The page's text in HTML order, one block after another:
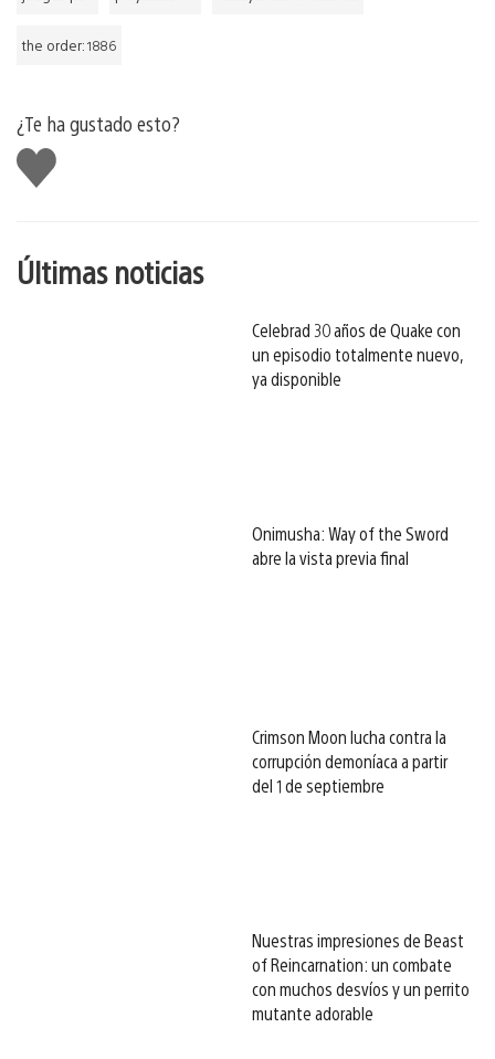
the order: 1886
¿Te ha gustado esto?
Me
gusta
Últimas noticias
Celebrad 30 años de Quake con
un episodio totalmente nuevo,
ya disponible
Onimusha: Way of the Sword
abre la vista previa final
Crimson Moon lucha contra la
corrupción demoníaca a partir
del 1 de septiembre
Nuestras impresiones de Beast
of Reincarnation: un combate
con muchos desvíos y un perrito
mutante adorable